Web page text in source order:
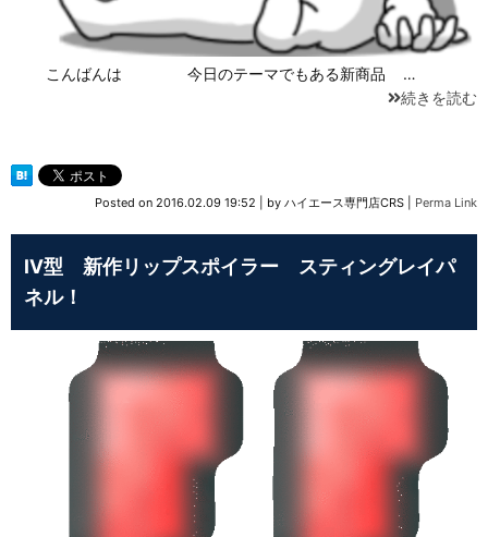
こんばんは 今日のテーマでもある新商品 …
続きを読む
Posted on 2016.02.09 19:52 by ハイエース専門店CRS Perma Link
Ⅳ型 新作リップスポイラー スティングレイパ
ネル！